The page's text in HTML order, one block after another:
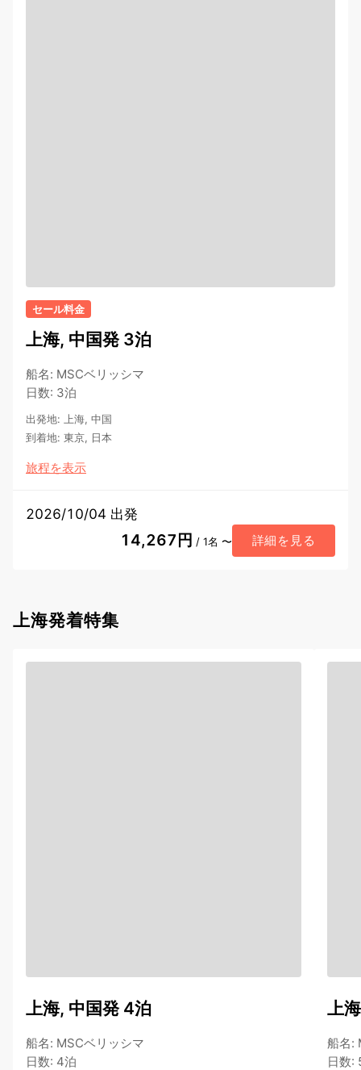
セール料金
上海, 中国発 3泊
船名: MSCベリッシマ
日数: 3泊
出発地:
上海, 中国
到着地: 東京, 日本
旅程を表示
2026/10/04 出発
14,267円 / 1名 〜 詳細を見る
上海発着特集
上海, 中国発 4泊
船名: MSCベリッシマ
日数: 4泊
上
船名:
日数: